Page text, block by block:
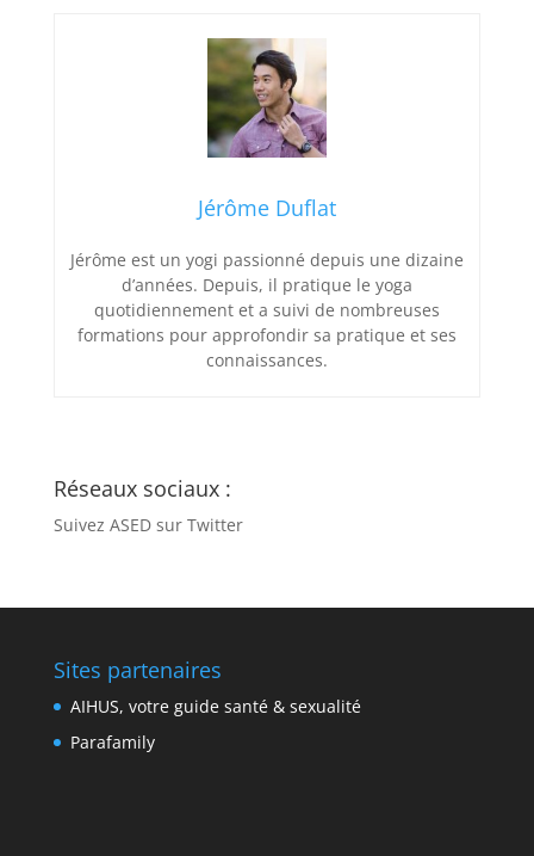
Jérôme Duflat
Jérôme est un yogi passionné depuis une dizaine
d’années. Depuis, il pratique le yoga
quotidiennement et a suivi de nombreuses
formations pour approfondir sa pratique et ses
connaissances.
Réseaux sociaux :
Suivez ASED sur Twitter
Sites partenaires
AIHUS, votre guide santé & sexualité
Parafamily